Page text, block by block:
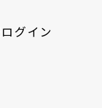
ログイン